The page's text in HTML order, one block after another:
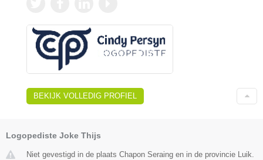
BEKIJK VOLLEDIG PROFIEL
Logopediste Joke Thijs
Niet gevestigd in de plaats Chapon Seraing en in de provincie Luik.